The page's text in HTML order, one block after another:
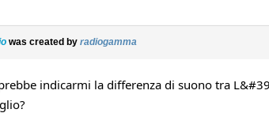
was created by radiogamma
indicarmi la differenza di suono tra